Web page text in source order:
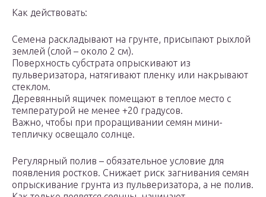
Как действовать:
Семена раскладывают на грунте, присыпают рыхлой
землей (слой – около 2 см).
Поверхность субстрата опрыскивают из
пульверизатора, натягивают пленку или накрывают
стеклом.
Деревянный ящичек помещают в теплое место с
температурой не менее +20 градусов.
Важно, чтобы при проращивании семян мини-
тепличку освещало солнце.
Регулярный полив – обязательное условие для
появления ростков. Снижает риск загнивания семян
опрыскивание грунта из пульверизатора, а не полив.